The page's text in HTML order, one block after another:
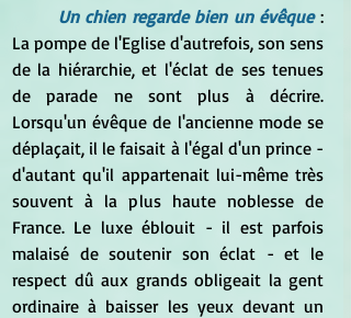
Un chien regarde bien un évêque :
La pompe de l'Eglise d'autrefois, son sens
de la hiérarchie, et l'éclat de ses tenues
de parade ne sont plus à décrire.
Lorsqu'un évêque de l'ancienne mode se
déplaçait, il le faisait à l'égal d'un prince -
d'autant qu'il appartenait lui-même très
souvent à la plus haute noblesse de
France. Le luxe éblouit - il est parfois
malaisé de soutenir son éclat - et le
respect dû aux grands obligeait la gent
ordinaire à baisser les yeux devant un